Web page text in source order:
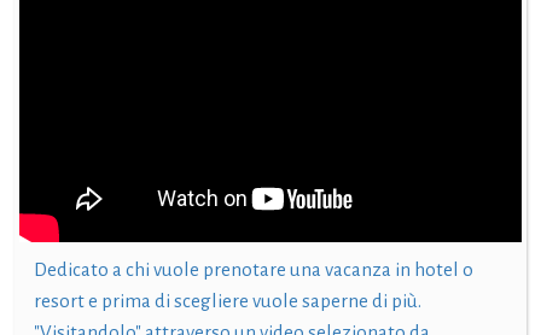
Dedicato a chi vuole prenotare una vacanza in hotel o
resort e prima di scegliere vuole saperne di più.